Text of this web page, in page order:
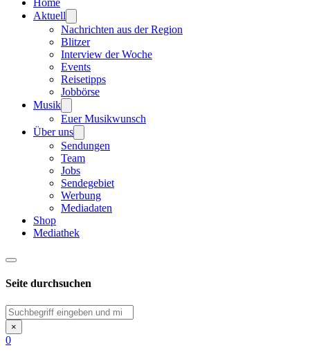
Home
Aktuell
Nachrichten aus der Region
Blitzer
Interview der Woche
Events
Reisetipps
Jobbörse
Musik
Euer Musikwunsch
Über uns
Sendungen
Team
Jobs
Sendegebiet
Werbung
Mediadaten
Shop
Mediathek
Seite durchsuchen
Suchen
×
0